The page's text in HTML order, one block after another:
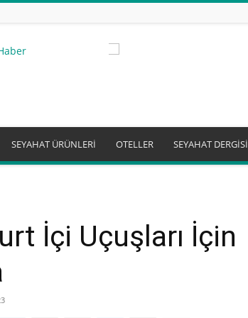
SEYAHAT ÜRÜNLERİ OTELLER SEYAHAT DERGİSİ
İçi Uçuşları İçin